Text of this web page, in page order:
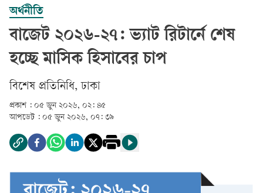
অর্থনীতি
বাজেট ২০২৬-২৭: ভ্যাট রিটার্নে শেষ
হচ্ছে মাসিক হিসাবের চাপ
বিশেষ প্রতিনিধি, ঢাকা
প্রকাশ : ০৫ জুন ২০২৬, ০২: ৪৫
আপডেট : ০৫ জুন ২০২৬, ০৭: ৩৯